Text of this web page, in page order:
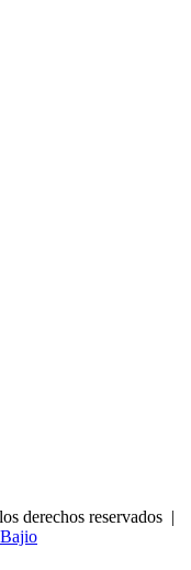
derechos reservados |